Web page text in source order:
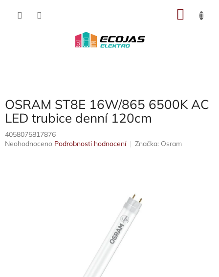
OSRAM ST8E 16W/865 6500K AC
LED trubice denní 120cm
4058075817876
Průměrné
Neohodnoceno Podrobnosti hodnocení Značka: Osram